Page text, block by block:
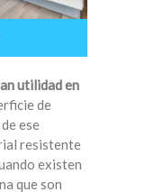
utilidad en
de
ese
resistente
existen
que son